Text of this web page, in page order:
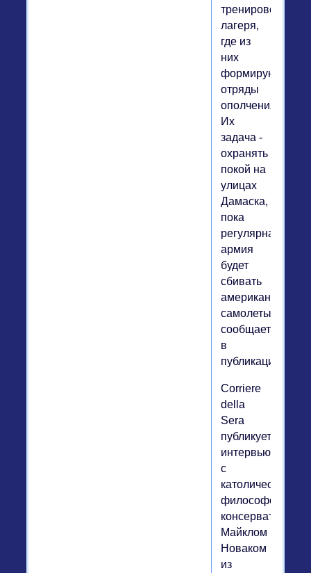
тренировочные
лагеря,
где из
них
формируют
отряды
ополчения.
Их
задача -
охранять
покой на
улицах
Дамаска,
пока
регулярная
армия
будет
сбивать
американские
самолеты,
сообщается
в
публикации.
Corriere
della
Sera
публикует
интервью
с
католическим
философом
консерватором
Майклом
Новаком
из